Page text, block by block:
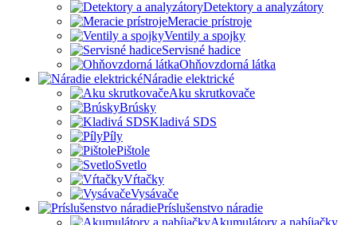
Detektory a analyzátory
Meracie prístroje
Ventily a spojky
Servisné hadice
Ohňovzdorná látka
Náradie elektrické
Aku skrutkovače
Brúsky
Kladivá SDS
Píly
Pištole
Svetlo
Vŕtačky
Vysávače
Príslušenstvo náradie
Akumulátory a nabíjačky